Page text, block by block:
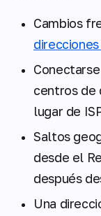
Cambios
direcciones
centros de
lugar de
Saltos
desde el
después
Una